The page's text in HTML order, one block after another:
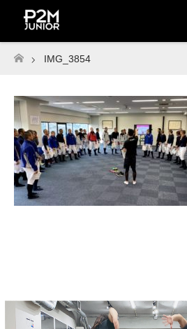
ホーム
IMG_3854